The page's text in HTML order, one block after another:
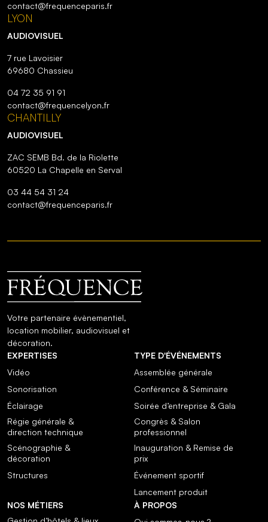
contact@frequenceparis.fr
LYON
AUDIOVISUEL
7 rue Lavoisier
69680 Chassieu
04 72 35 91 91
contact@frequencelyon.fr
CHANTILLY
AUDIOVISUEL
ZAC SEMB Bd. de la Riolette
60520 La Chapelle en Serval
03 44 54 31 24
contact@frequenceparis.fr
Votre partenaire évènementiel,
location mobilier, audiovisuel et
décoration.
EXPERTISES
Vidéo
Sonorisation
Éclairage
Régie générale &
direction technique
Scénographie &
décoration
Structures
TYPE D'ÉVÉNEMENTS
Assemblée générale
Conférence & Séminaire
Soirée d’entreprise & Gala
Congrès & Salon
professionnel
Inauguration & Remise de
prix
Événement sportif
Lancement produit
NOS MÉTIERS
À PROPOS